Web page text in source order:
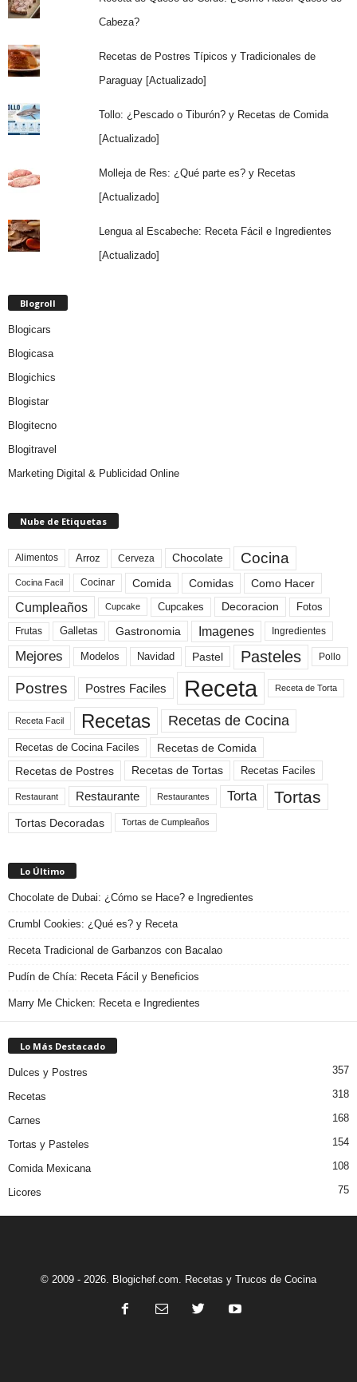
Cabeza?
Recetas de Postres Típicos y Tradicionales de
Paraguay [Actualizado]
Tollo: ¿Pescado o Tiburón? y Recetas de Comida
[Actualizado]
Molleja de Res: ¿Qué parte es? y Recetas
[Actualizado]
Lengua al Escabeche: Receta Fácil e Ingredientes
[Actualizado]
Blogroll
Blogicars
Blogicasa
Blogichics
Blogistar
Blogitecno
Blogitravel
Marketing Digital & Publicidad Online
Nube de Etiquetas
Alimentos Arroz Cerveza Chocolate Cocina
Cocina Facil Cocinar Comida Comidas Como Hacer
Cumpleaños Cupcake Cupcakes Decoracion Fotos
Frutas Galletas Gastronomia Imagenes Ingredientes
Mejores Modelos Navidad Pastel Pasteles Pollo
Postres Postres Faciles Receta Receta de Torta
Receta Facil Recetas Recetas de Cocina
Recetas de Cocina Faciles
Recetas de Comida
Recetas de Postres
Recetas de Tortas Recetas Faciles
Restaurant Restaurante Restaurantes Torta Tortas
Tortas Decoradas Tortas de Cumpleaños
Lo Último
Chocolate de Dubai: ¿Cómo se Hace? e Ingredientes
Crumbl Cookies: ¿Qué es? y Receta
Receta Tradicional de Garbanzos con Bacalao
Pudín de Chía: Receta Fácil y Beneficios
Marry Me Chicken: Receta e Ingredientes
Lo Más Destacado
Dulces y Postres 357
Recetas 318
Carnes 168
Tortas y Pasteles 154
Comida Mexicana 108
Licores 75
© 2009 - 2026. Blogichef.com. Recetas y Trucos de Cocina